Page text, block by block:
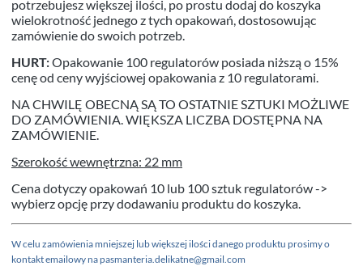
potrzebujesz większej ilości, po prostu dodaj do koszyka
wielokrotność jednego z tych opakowań, dostosowując
zamówienie do swoich potrzeb.
HURT:Opakowanie 100 regulatorów posiada niższą o 15%
cenę od ceny wyjściowej opakowania z 10 regulatorami.
NA CHWILĘ OBECNĄ SĄ TO OSTATNIE SZTUKI MOŻLIWE
DO ZAMÓWIENIA. WIĘKSZA LICZBA DOSTĘPNA NA
ZAMÓWIENIE.
Szerokość wewnętrzna: 22 mm
Cena dotyczy opakowań 10 lub 100 sztuk regulatorów ->
wybierz opcję przy dodawaniu produktu do koszyka.
W celu zamówienia mniejszej lub większej ilości danego produktu prosimy o
kontakt emailowy na pasmanteria.delikatne@gmail.com